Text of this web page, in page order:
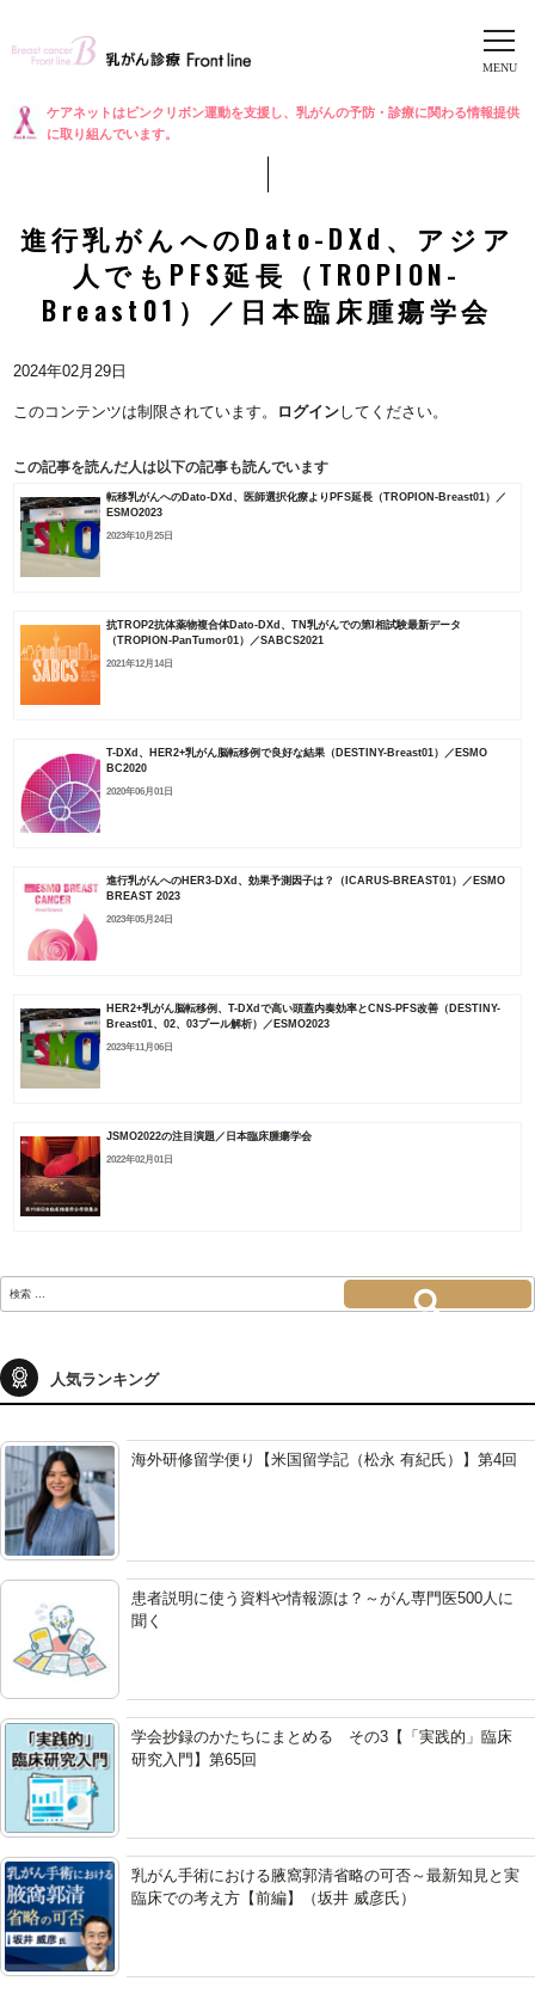
ケアネットはピンクリボン運動を支援し、乳がんの予防・診療に関わる情報提供
に取り組んでいます。
進行乳がんへのDato-DXd、アジア
人でもPFS延長（TROPION-
Breast01）／日本臨床腫瘍学会
2024年02月29日
このコンテンツは制限されています。 ログインしてください。
この記事を読んだ人は以下の記事も読んでいます
転移乳がんへのDato-DXd、医師選択化療よりPFS延長（TROPION-Breast01）／
ESMO2023
2023年10月25日
抗TROP2抗体薬物複合体Dato-DXd、TN乳がんでの第I相試験最新データ
（TROPION-PanTumor01）／SABCS2021
2021年12月14日
T-DXd、HER2+乳がん脳転移例で良好な結果（DESTINY-Breast01）／ESMO
BC2020
2020年06月01日
進行乳がんへのHER3-DXd、効果予測因子は？（ICARUS-BREAST01）／ESMO
BREAST 2023
2023年05月24日
HER2+乳がん脳転移例、T-DXdで高い頭蓋内奏効率とCNS-PFS改善（DESTINY-
Breast01、02、03プール解析）／ESMO2023
2023年11月06日
JSMO2022の注目演題／日本臨床腫瘍学会
2022年02月01日
索:
人気ランキング
海外研修留学便り【米国留学記（松永 有紀氏）】第4回
患者説明に使う資料や情報源は？～がん専門医500人に
聞く
学会抄録のかたちにまとめる その3【「実践的」臨床
研究入門】第65回
乳がん手術における腋窩郭清省略の可否～最新知見と実
臨床での考え方【前編】（坂井 威彦氏）